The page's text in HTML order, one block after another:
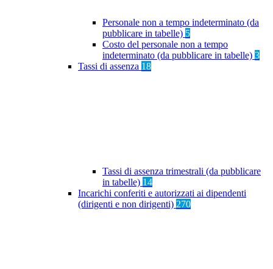
Personale non a tempo indeterminato (da
pubblicare in tabelle) 5
Costo del personale non a tempo
indeterminato (da pubblicare in tabelle) 3
Tassi di assenza 18
Tassi di assenza trimestrali (da pubblicare
in tabelle) 14
Incarichi conferiti e autorizzati ai dipendenti
(dirigenti e non dirigenti) 270